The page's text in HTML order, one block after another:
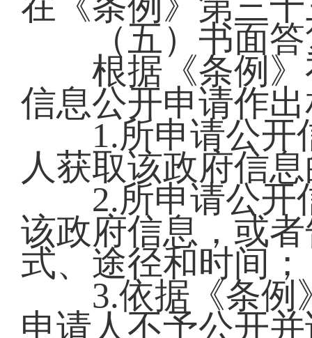
（五）书面
根据《条例》
信息公开申请作
1.所申请公开
人获取该政府信
2.所申请公开
该政府信息，或
式、途径和时间
3.依据《条例
申请人不予公开